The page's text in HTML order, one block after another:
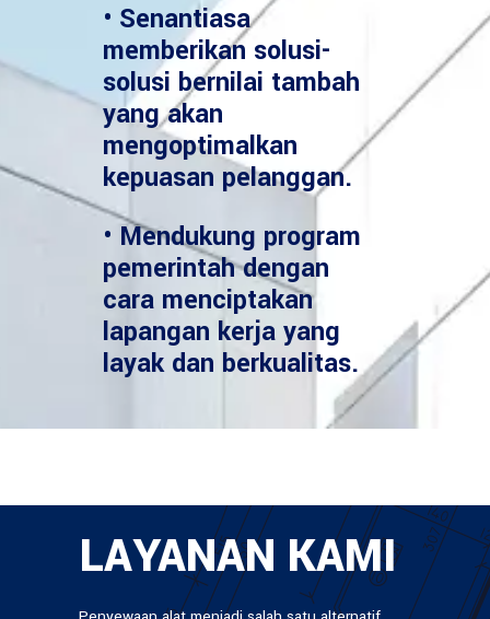
• Senantiasa
memberikan solusi-
solusi bernilai tambah
yang akan
mengoptimalkan
kepuasan pelanggan.
• Mendukung program
pemerintah dengan
cara menciptakan
lapangan kerja yang
layak dan berkualitas.
LAYANAN KAMI